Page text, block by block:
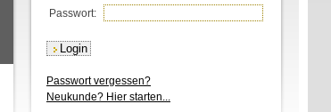
Passwort:
Passwort vergessen?
Neukunde? Hier starten...